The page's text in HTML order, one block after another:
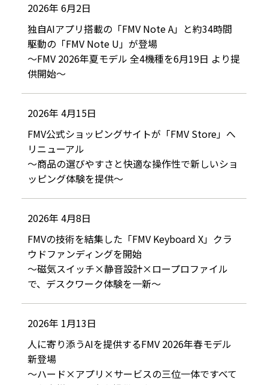
2026年 6月2日
独自AIアプリ搭載の「FMV Note A」と約34時間
駆動の「FMV Note U」が登場
～FMV 2026年夏モデル 全4機種を6月19日 より提
供開始～
2026年 4月15日
FMV公式ショッピングサイトが「FMV Store」へ
リニューアル
～商品の選びやすさと快適な操作性で新しいショ
ッピング体験を提供～
2026年 4月8日
FMVの技術を結集した「FMV Keyboard X」クラ
ウドファンディングを開始
～磁気スイッチ×静音設計×ロープロファイル
で、デスクワーク体験を一新～
2026年 1月13日
人に寄り添うAIを提供するFMV 2026年春モデル
新登場
～ハード×アプリ×サービスの三位一体ですべて